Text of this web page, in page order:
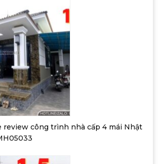
review công trình nhà cấp 4 mái Nhật